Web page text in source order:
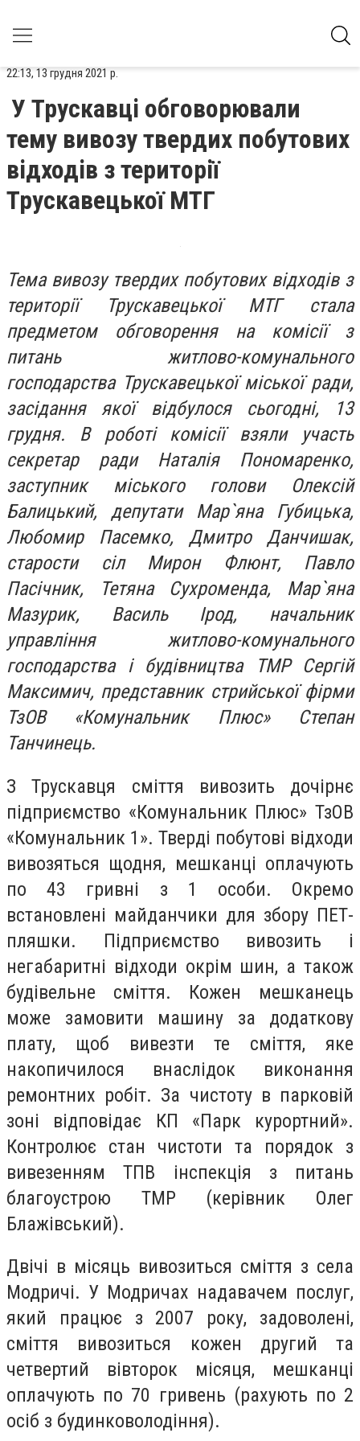
22:13, 13 грудня 2021 р.
У Трускавці обговорювали
тему вивозу твердих побутових
відходів з території
Трускавецької МТГ
Тема вивозу твердих побутових відходів з
території Трускавецької МТГ стала
предметом обговорення на комісії з
питань житлово-комунального
господарства Трускавецької міської ради,
засідання якої відбулося сьогодні, 13
грудня. В роботі комісії взяли участь
секретар ради Наталія Пономаренко,
заступник міського голови Олексій
Балицький, депутати Мар`яна Губицька,
Любомир Пасемко, Дмитро Данчишак,
старости сіл Мирон Флюнт, Павло
Пасічник, Тетяна Сухроменда, Мар`яна
Мазурик, Василь Ірод, начальник
управління житлово-комунального
господарства і будівництва ТМР Сергій
Максимич, представник стрийської фірми
ТзОВ «Комунальник Плюс» Степан
Танчинець.
З Трускавця сміття вивозить дочірнє
підприємство «Комунальник Плюс» ТзОВ
«Комунальник 1». Тверді побутові відходи
вивозяться щодня, мешканці оплачують
по 43 гривні з 1 особи. Окремо
встановлені майданчики для збору ПЕТ-
пляшки. Підприємство вивозить і
негабаритні відходи окрім шин, а також
будівельне сміття. Кожен мешканець
може замовити машину за додаткову
плату, щоб вивезти те сміття, яке
накопичилося внаслідок виконання
ремонтних робіт. За чистоту в парковій
зоні відповідає КП «Парк курортний».
Контролює стан чистоти та порядок з
вивезенням ТПВ інспекція з питань
благоустрою ТМР (керівник Олег
Блажівський).
Двічі в місяць вивозиться сміття з села
Модричі. У Модричах надавачем послуг,
який працює з 2007 року, задоволені,
сміття вивозиться кожен другий та
четвертий вівторок місяця, мешканці
оплачують по 70 гривень (рахують по 2
осіб з будинковолодіння).